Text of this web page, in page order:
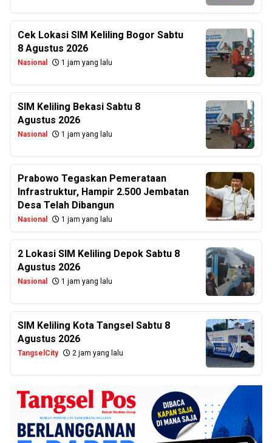
Cek Lokasi SIM Keliling Bogor Sabtu
8 Agustus 2026
Nasional 1 jam yang lalu
SIM Keliling Bekasi Sabtu 8
Agustus 2026
Nasional 1 jam yang lalu
Prabowo Tegaskan Pemerataan
Infrastruktur, Hampir 2.500 Jembatan
Desa Telah Dibangun
Nasional 1 jam yang lalu
2 Lokasi SIM Keliling Depok Sabtu 8
Agustus 2026
Nasional 1 jam yang lalu
SIM Keliling Kota Tangsel Sabtu 8
Agustus 2026
TangselCity 2 jam yang lalu